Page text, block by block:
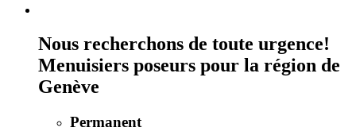
Nous recherchons de toute urgence!
Menuisiers poseurs pour la région de
Genève
Permanent